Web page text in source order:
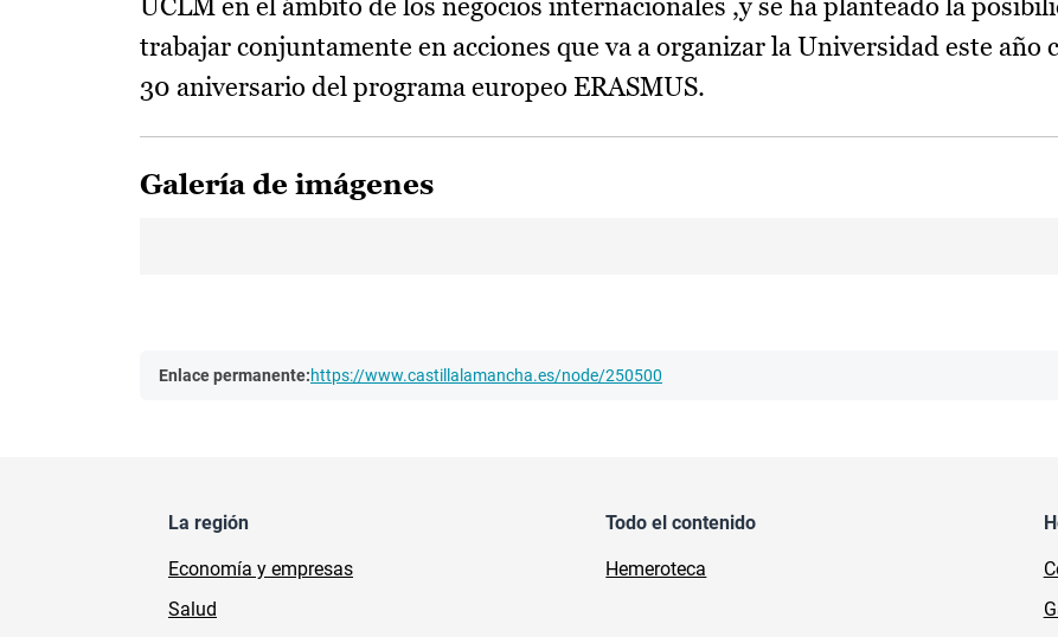
UCLM en el ámbito de los negocios internacionales ,y se ha planteado la
trabajar conjuntamente en acciones que va a organizar la Universidad este año
30 aniversario del programa europeo ERASMUS.
Galería de imágenes
Enlace permanente:https://www.castillalamancha.es/node/250500
La región
Economía y empresas
Salud
Todo el contenido
Hemeroteca